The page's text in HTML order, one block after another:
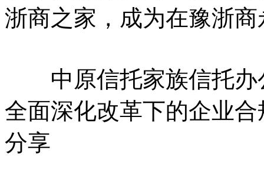
浙商之家，成为在豫浙
中原信托家族信托办
全面深化改革下的企业
分享